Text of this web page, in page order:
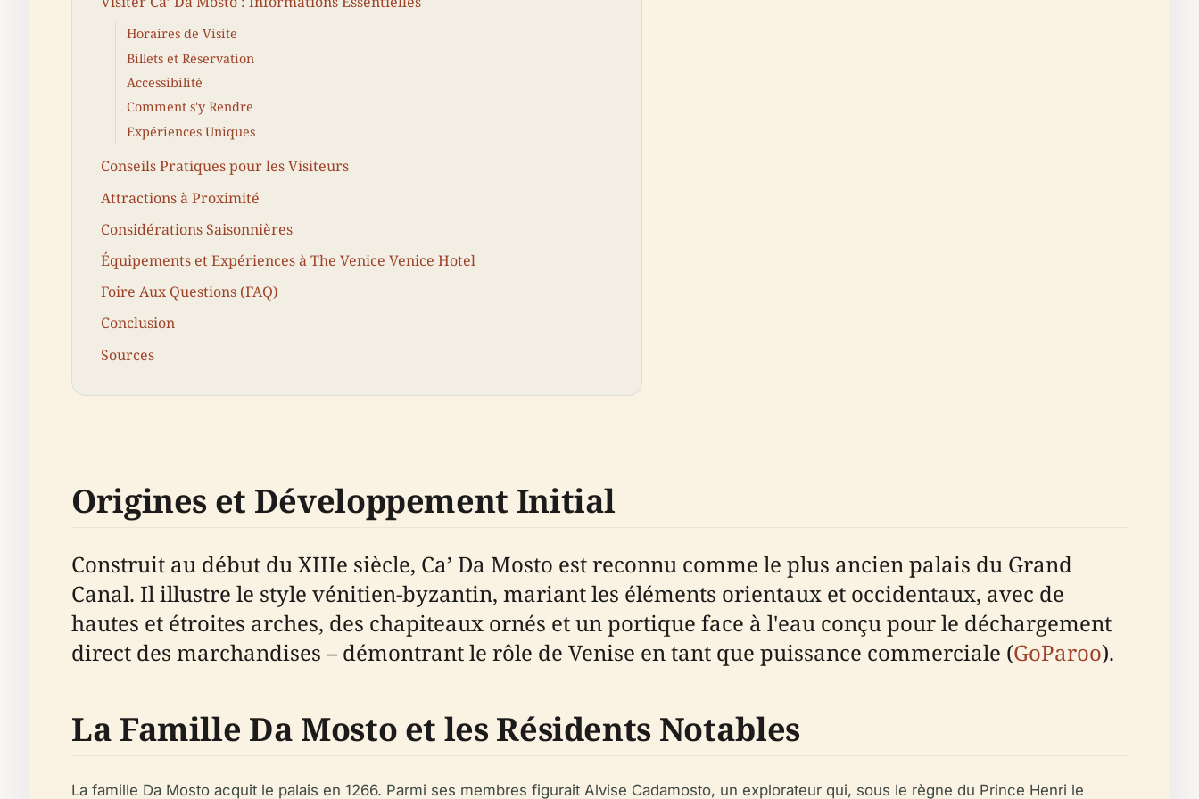
Horaires de Visite
Billets et Réservation
Accessibilité
Comment s'y Rendre
Expériences Uniques
Conseils Pratiques pour les Visiteurs
Attractions à Proximité
Considérations Saisonnières
Équipements et Expériences à The Venice Venice Hotel
Foire Aux Questions (FAQ)
Conclusion
Sources
Origines et Développement Initial
Construit au début du XIIIe siècle, Ca’ Da Mosto est reconnu comme le plus ancien palais du Grand
Canal. Il illustre le style vénitien-byzantin, mariant les éléments orientaux et occidentaux, avec de
hautes et étroites arches, des chapiteaux ornés et un portique face à l'eau conçu pour le déchargement
direct des marchandises – démontrant le rôle de Venise en tant que puissance commerciale (GoParoo).
La Famille Da Mosto et les Résidents Notables
La famille Da Mosto acquit le palais en 1266. Parmi ses membres figurait Alvise Cadamosto, un explorateur qui, sous le règne du Prince Henri le